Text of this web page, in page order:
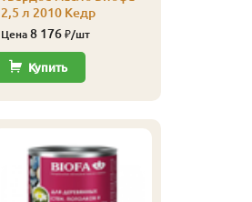
2,5 л 2010 Кедр
Цена 8 176₽/шт
Купить